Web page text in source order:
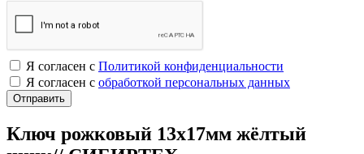
Я согласен с Политикой конфиденциальности
Я согласен с обработкой персональных данных
Ключ рожковый 13х17мм жёлтый